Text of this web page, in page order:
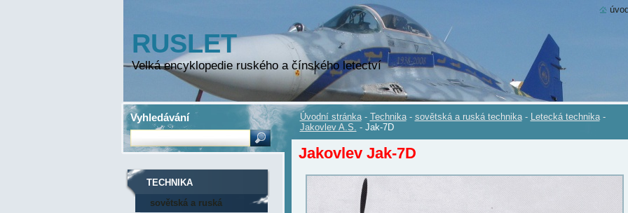
RUSLET
Velká encyklopedie ruského a čínského letectví
Úvodní stránka - Technika - sovětská a ruská technika - Letecká technika -
Jakovlev A.S. - Jak-7D
Jakovlev Jak-7D
TECHNIKA
sovětská a ruská
Vyhledávání